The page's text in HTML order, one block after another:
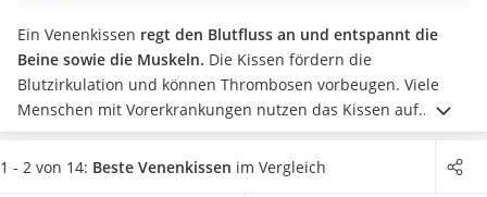
Reisehaartrockner
Eiweißpulver
Magnesiumpräparat
Katzenklappe
Nackenmassagegerät
Zeckenschutz Katze
Ein Venenkissen regt den Blutfluss an und entspannt die
Beine sowie die Muskeln. Die Kissen fördern die
Blutzirkulation und können Thrombosen vorbeugen. Viele
Menschen mit Vorerkrankungen nutzen das Kissen auf
Empfehlung einer Gesundheitsfachkraft.Wer gerne erhöht
schläft, kann das Kissen nach Absprache mit einem Arzt oder
1 - 2 von 14: Beste Venenkissen im Vergleich